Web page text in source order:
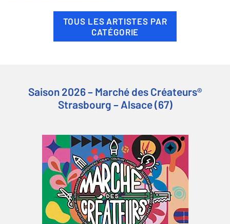
TOUS LES ARTISTES PAR
CATÉGORIE
Saison 2026 – Marché des Créateurs®
Strasbourg – Alsace (67)